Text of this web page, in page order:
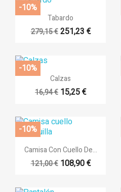
 Vista rápida
Tabardo
279,15 € 251,23 €
-10%
 Vista rápida
Calzas
16,94 € 15,25 €
-10%
 Vista rápida
Camisa Con Cuello De...
121,00 € 108,90 €
-10%